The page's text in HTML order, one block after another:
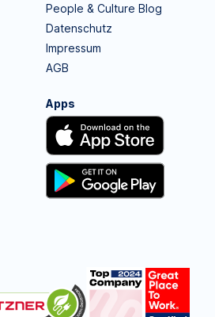
People & Culture Blog
Datenschutz
Impressum
AGB
Apps